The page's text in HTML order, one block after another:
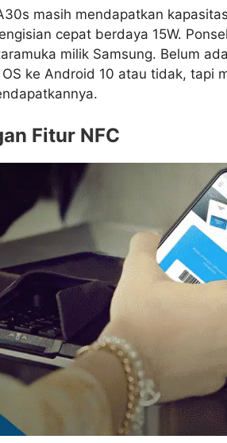
masih mendapatkan
cepat berdaya 15W.
milik Samsung. Belum
ke Android 10 atau tidak, tapi
Fitur NFC